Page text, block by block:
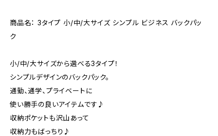
商品名： 3タイプ 小/中/大サイズ シンプル ビジネス バックパッ
ク
小/中/大サイズから選べる3タイプ！
シンプルデザインのバックパック。
通勤、通学、プライベートに
使い勝手の良いアイテムです♪
収納ポケットも沢山あって
収納力もばっちり♪